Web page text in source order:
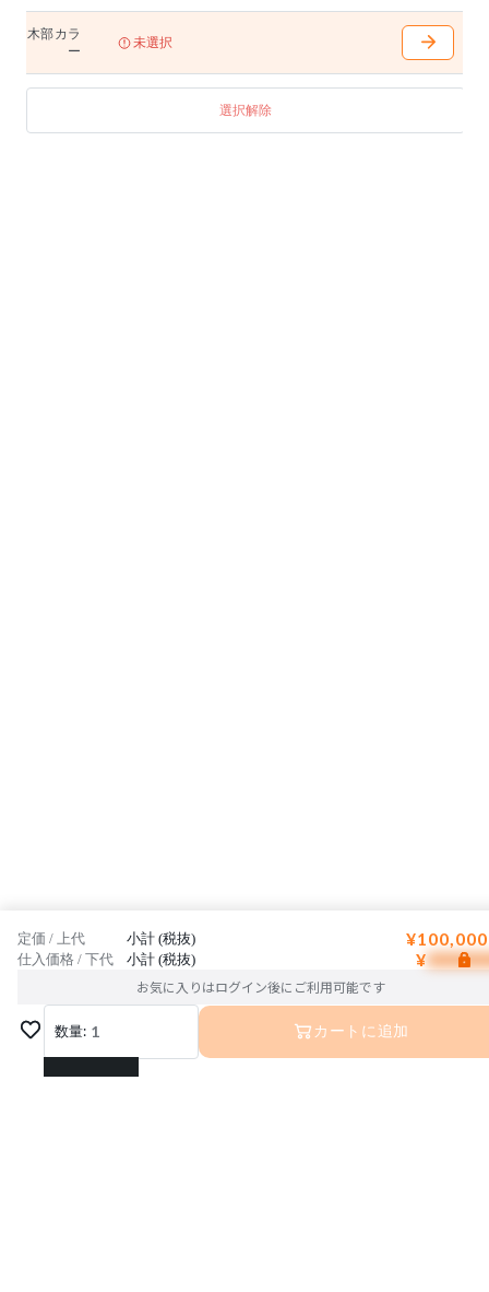
木部カラ
ー
未選択
選択解除
定価 / 上代 小計 (税抜)
仕入価格 / 下代 小計 (税抜) ¥
お気に入りはログイン後にご利用可能です
数量: 1
1
カートに追加